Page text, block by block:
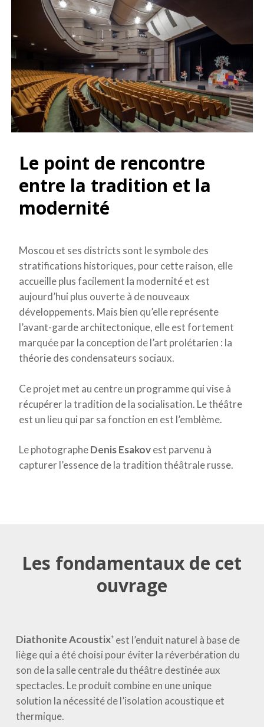
Le point de rencontre
entre la tradition et la
modernité
Moscou et ses districts sont le symbole des
stratifications historiques, pour cette raison, elle
accueille plus facilement la modernité et est
aujourd’hui plus ouverte à de nouveaux
développements. Mais bien qu’elle représente
l’avant-garde architectonique, elle est fortement
marquée par la conception de l’art prolétarien : la
théorie des condensateurs sociaux.
Ce projet met au centre un programme qui vise à
récupérer la tradition de la socialisation. Le théâtre
est un lieu qui par sa fonction en est l’emblème.
Le photographeDenis Esakovest parvenu à
capturer l’essence de la tradition théâtrale russe.
Les fondamentaux de cet
ouvrage
Diathonite Acoustix+ est l’enduit naturel à base de
liège qui a été choisi pour éviter la réverbération du
son de la salle centrale du théâtre destinée aux
spectacles. Le produit combine en une unique
solution la nécessité de l’isolation acoustique et
thermique.